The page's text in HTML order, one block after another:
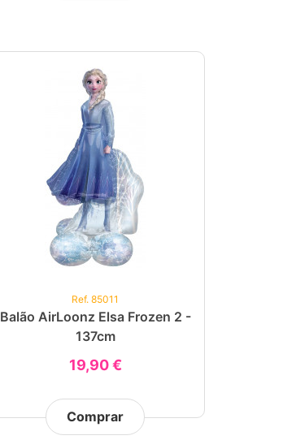
Ref. 85011
Balão AirLoonz Elsa Frozen 2 -
137cm
19,90 €
Comprar